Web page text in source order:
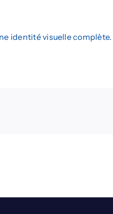
identité visuelle complète.